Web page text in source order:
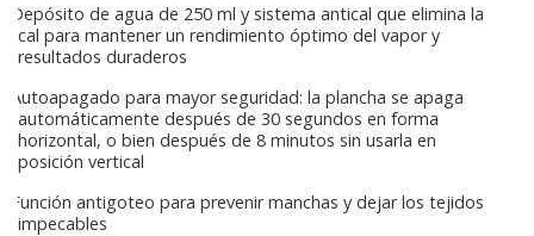
Depósito de agua de 250 ml y sistema antical que elimina la
cal para mantener un rendimiento óptimo del vapor y
resultados duraderos
Autoapagado para mayor seguridad: la plancha se apaga
automáticamente después de 30 segundos en forma
horizontal, o bien después de 8 minutos sin usarla en
posición vertical
Función antigoteo para prevenir manchas y dejar los tejidos
impecables